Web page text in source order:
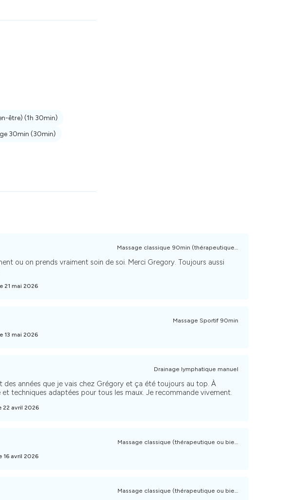
être) (1h 30min)
30min (30min)
Massage classique 90min (thérapeutique ou bien-être)
ou on prends vraiment soin de soi. Merci Gregory. Toujours aussi
A, le 21 mai 2026
Massage Sportif 90min
G, le 13 mai 2026
Drainage lymphatique manuel
des années que je vais chez Grégory et ça été toujours au top. À
et techniques adaptées pour tous les maux. Je recommande vivement.
K, le 22 avril 2026
Massage classique (thérapeutique ou bien-être)
R, le 16 avril 2026
Massage classique (thérapeutique ou bien-être)